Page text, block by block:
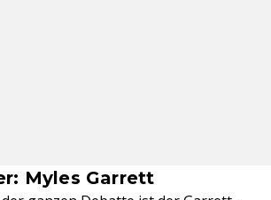
Myles Garrett